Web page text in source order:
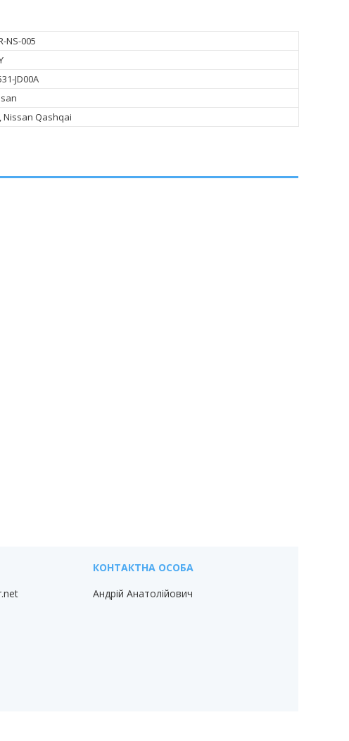
NS-005
JD00A
Nissan Qashqai
Андрій Анатолійович